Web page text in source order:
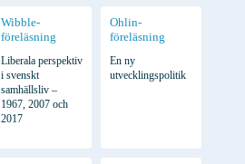
Wibble-
föreläsning
Liberala perspektiv
i svenskt
samhällsliv –
1967, 2007 och
2017
Ohlin-
föreläsning
En ny
utvecklingspolitik